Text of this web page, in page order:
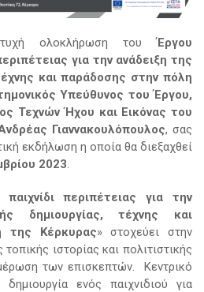
ολοκλήρωση τουΈργου
για την ανάδειξη της
και παράδοσης στην πόλη
Υπεύθυνος του Έργου,
Τεχνών Ήχου και Εικόνας του
Γιαννακουλόπουλος, σας
εκδήλωση η οποία θα διεξαχθεί
2023
παιχνίδι περιπέτειας για την
δημιουργίας, τέχνης και
της Κέρκυρας» στοχεύει στην
ιστορίας και πολιτιστικής
των επισκεπτών. Κεντρικό
ενός παιχνιδιού για